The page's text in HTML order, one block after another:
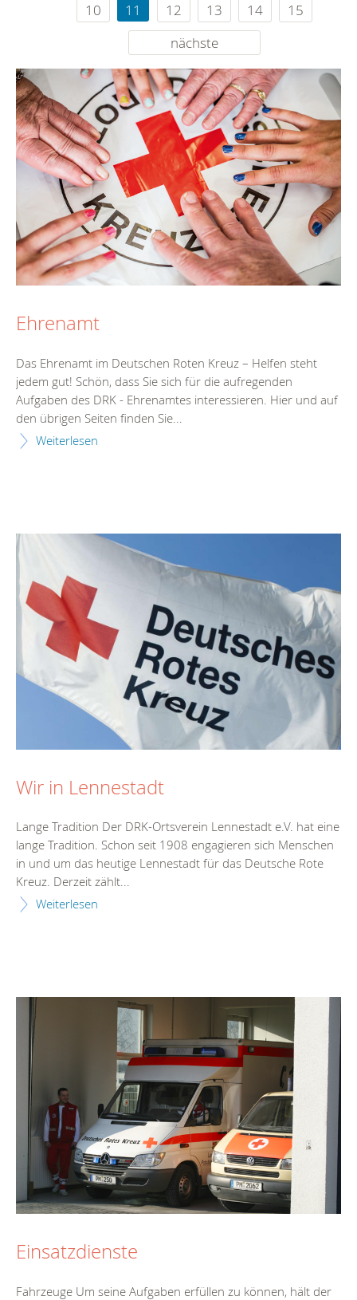
10
11 12 13 14
15
nächste
Ehrenamt
Das Ehrenamt im Deutschen Roten Kreuz – Helfen steht
jedem gut! Schön, dass Sie sich für die aufregenden
Aufgaben des DRK - Ehrenamtes interessieren. Hier und auf
den übrigen Seiten finden Sie...
Weiterlesen
Wir in Lennestadt
Lange Tradition Der DRK-Ortsverein Lennestadt e.V. hat eine
lange Tradition. Schon seit 1908 engagieren sich Menschen
in und um das heutige Lennestadt für das Deutsche Rote
Kreuz. Derzeit zählt...
Weiterlesen
Einsatzdienste
Fahrzeuge Um seine Aufgaben erfüllen zu können, hält der